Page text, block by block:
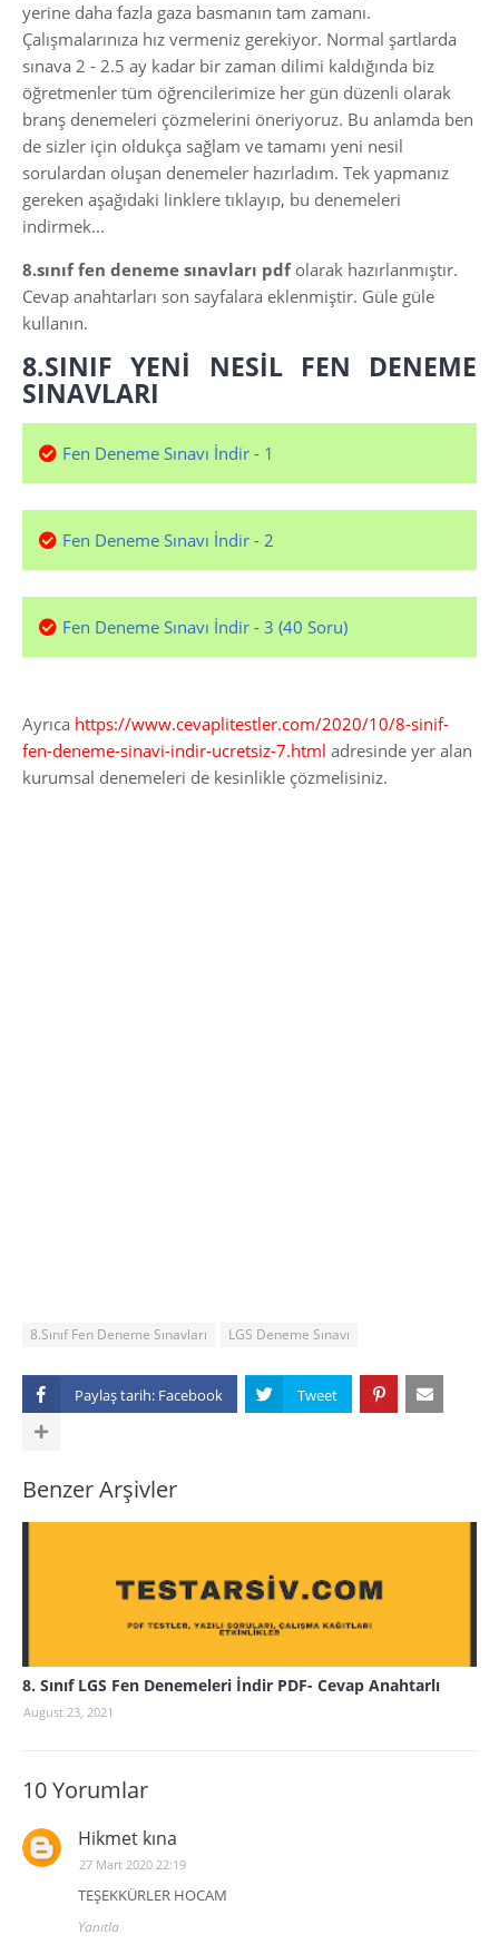
yerine daha fazla gaza basmanın tam zamanı.
Çalışmalarınıza hız vermeniz gerekiyor. Normal şartlarda
sınava 2 - 2.5 ay kadar bir zaman dilimi kaldığında biz
öğretmenler tüm öğrencilerimize her gün düzenli olarak
branş denemeleri çözmelerini öneriyoruz. Bu anlamda ben
de sizler için oldukça sağlam ve tamamı yeni nesil
sorulardan oluşan denemeler hazırladım. Tek yapmanız
gereken aşağıdaki linklere tıklayıp, bu denemeleri
indirmek...
8.sınıf fen deneme sınavları pdfolarak hazırlanmıştır.
Cevap anahtarları son sayfalara eklenmiştir. Güle güle
kullanın.
8.SINIF YENİ NESİL FEN DENEME
SINAVLARI
Fen Deneme Sınavı İndir - 1
Fen Deneme Sınavı İndir - 2
Fen Deneme Sınavı İndir - 3 (40 Soru)
Ayrıca https://www.cevaplitestler.com/2020/10/8-sinif-
fen-deneme-sinavi-indir-ucretsiz-7.html adresinde yer alan
kurumsal denemeleri de kesinlikle çözmelisiniz.
8.Sınıf Fen Deneme Sınavları LGS Deneme Sınavı
Paylaş tarih:
Benzer Arşivler
8. Sınıf LGS Fen Denemeleri İndir PDF- Cevap Anahtarlı
August 23, 2021
10 Yorumlar
Hikmet kına
27 Mart 2020 22:19
TEŞEKKÜRLER HOCAM
Yanıtla